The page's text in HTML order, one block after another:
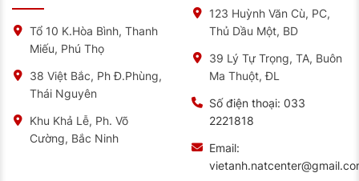
Tại sao bạn nên mua lốp xe Advenza tại NAT Center
Bạn có biết để chọn mua được một chiếc lốp mới phù
hợp với xế yêu cần đảm bảo an toàn phải đáp ứng
các yêu cầu như: hàng chính hãng, đúng thông số lố,
lựa chọn dòng lốp phù hợp với điều kiện đường đi…
Nếu bạn không có kinh nghiệm mua lốp ô tô và không
biết loại nào phù hợp với xe của mình thì rất dễ mua
phải lốp kém chất lượng; gây mất an toàn trong quá
trình xe vận hành. Thậm chí ảnh hưởng đến xe và tính
mạng.
lốp xe Advenzachính hãng
Tổ 10 K.Hòa Bình, Thanh
Miếu, Phú Thọ
38 Việt Bắc, Ph Đ.Phùng,
Thái Nguyên
Khu Khả Lễ, Ph. Võ
Cường, Bắc Ninh
123 Huỳnh Văn Cù, PC,
Thủ Dầu Một, BD
39 Lý Tự Trọng, TA, Buôn
Ma Thuột, ĐL
Số điện thoại: 033
2221818
Email: